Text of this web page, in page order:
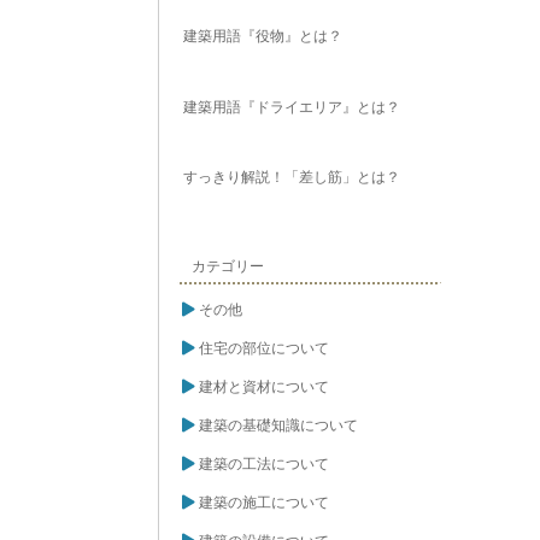
建築用語『役物』とは？
建築用語『ドライエリア』とは？
すっきり解説！「差し筋」とは？
カテゴリー
その他
住宅の部位について
建材と資材について
建築の基礎知識について
建築の工法について
建築の施工について